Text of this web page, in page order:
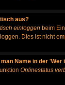
aus?
einloggen beim
Dies ist nicht
Name in der
Onlinestatus